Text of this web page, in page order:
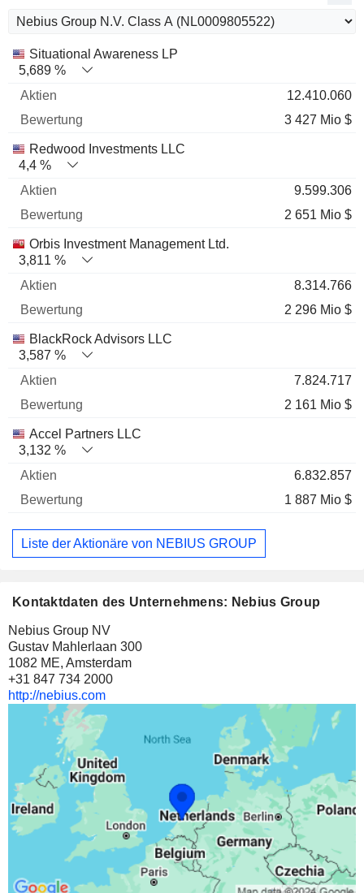
Name Aktien % Bewertung
Situational Awareness LP
5,689 %
12.410.060
3 427 Mio $
Redwood Investments LLC
4,4 %
9.599.306
2 651 Mio $
Orbis Investment Management Ltd.
3,811 %
8.314.766
2 296 Mio $
BlackRock Advisors LLC
3,587 %
7.824.717
2 161 Mio $
Accel Partners LLC
3,132 %
6.832.857
1 887 Mio $
Liste der Aktionäre von NEBIUS GROUP
Kontaktdaten des Unternehmens: Nebius Group
Nebius Group NV
Gustav Mahlerlaan 300
1082 ME, Amsterdam
+31 847 734 2000
http://nebius.com